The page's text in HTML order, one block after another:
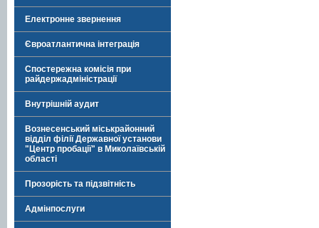
Електронне звернення
Євроатлантична інтеграція
Спостережна комісія при
райдержадміністрації
Внутрішній аудит
Вознесенський міськрайонний
відділ філії Державної установи
"Центр пробації" в Миколаївській
області
Прозорість та підзвітність
Адмінпослуги